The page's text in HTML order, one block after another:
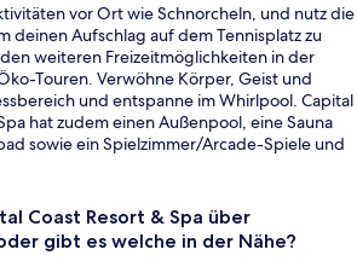
vor Ort wie Schnorcheln, und nutz die
deinen Aufschlag auf dem Tennisplatz zu
weiteren Freizeitmöglichkeiten in der
Touren. Verwöhne Körper, Geist und
und entspanne im Whirlpool. Capital
hat zudem einen Außenpool, eine Sauna
sowie ein Spielzimmer/Arcade-Spiele und
Coast Resort & Spa über
gibt es welche in der Nähe?